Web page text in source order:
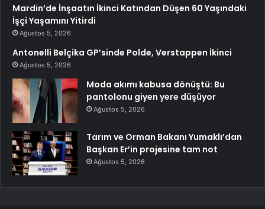
Mardin’de İnşaatın İkinci Katından Düşen 60 Yaşındaki
İşçi Yaşamını Yitirdi
Ağustos 5, 2026
Antonelli Belçika GP’sinde Polde, Verstappen İkinci
Ağustos 5, 2026
Moda akımı kabusa dönüştü: Bu
pantolonu giyen yere düşüyor
Ağustos 5, 2026
Tarım ve Orman Bakanı Yumaklı’dan
Başkan Er’in projesine tam not
Ağustos 5, 2026